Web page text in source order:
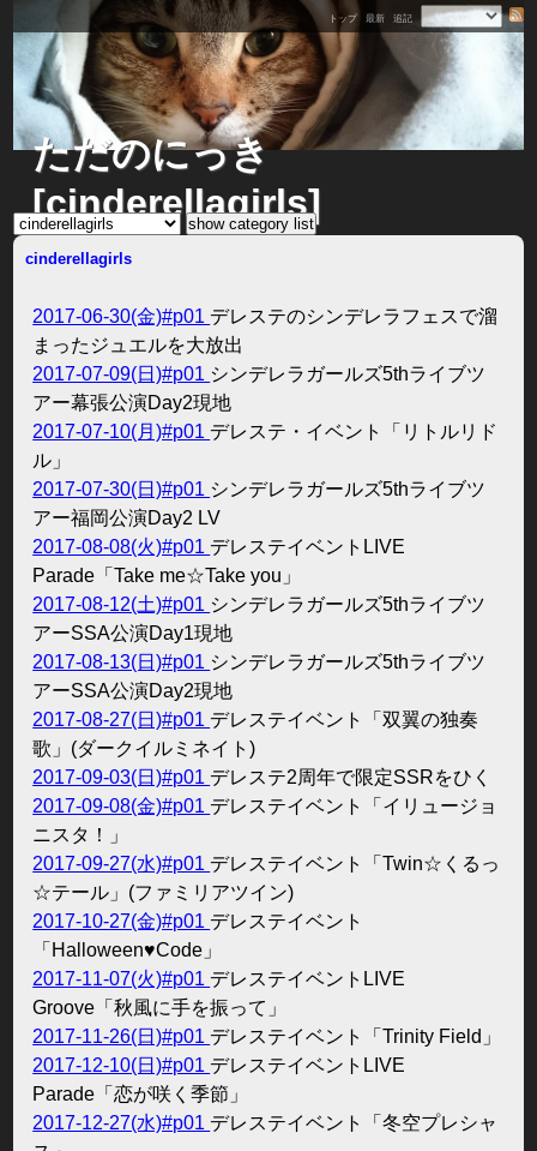
トップ 最新 追記
ただのにっき
[cinderellagirls]
cinderellagirls
2017-06-30(金)#p01 デレステのシンデレラフェスで溜
まったジュエルを大放出
2017-07-09(日)#p01 シンデレラガールズ5thライブツ
アー幕張公演Day2現地
2017-07-10(月)#p01 デレステ・イベント「リトルリド
ル」
2017-07-30(日)#p01 シンデレラガールズ5thライブツ
アー福岡公演Day2 LV
2017-08-08(火)#p01 デレステイベントLIVE
Parade「Take me☆Take you」
2017-08-12(土)#p01 シンデレラガールズ5thライブツ
アーSSA公演Day1現地
2017-08-13(日)#p01 シンデレラガールズ5thライブツ
アーSSA公演Day2現地
2017-08-27(日)#p01 デレステイベント「双翼の独奏
歌」(ダークイルミネイト)
2017-09-03(日)#p01 デレステ2周年で限定SSRをひく
2017-09-08(金)#p01 デレステイベント「イリュージョ
ニスタ！」
2017-09-27(水)#p01 デレステイベント「Twin☆くるっ
☆テール」(ファミリアツイン)
2017-10-27(金)#p01 デレステイベント
「Halloween♥Code」
2017-11-07(火)#p01 デレステイベントLIVE
Groove「秋風に手を振って」
2017-11-26(日)#p01 デレステイベント「Trinity Field」
2017-12-10(日)#p01 デレステイベントLIVE
Parade「恋が咲く季節」
2017-12-27(水)#p01 デレステイベント「冬空プレシャ